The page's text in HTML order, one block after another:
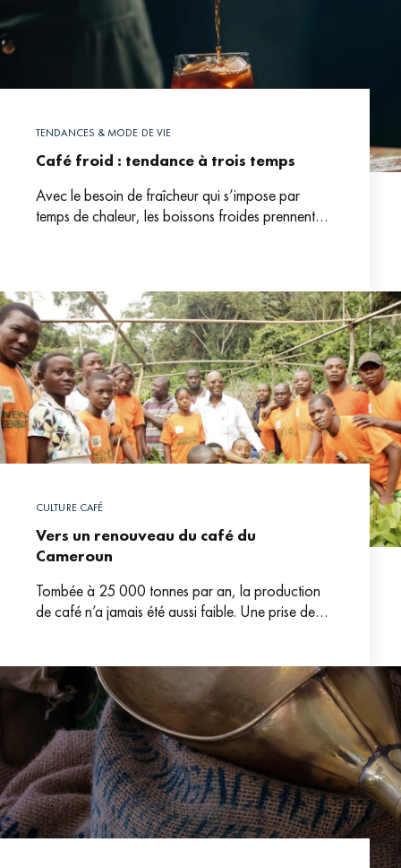
TENDANCES & MODE DE VIE
Café froid : tendance à trois temps
Avec le besoin de fraîcheur qui s’impose par
temps de chaleur, les boissons froides prennent
CULTURE CAFÉ
Vers un renouveau du café du
Cameroun
Tombée à 25 000 tonnes par an, la production
de café n’a jamais été aussi faible. Une prise de